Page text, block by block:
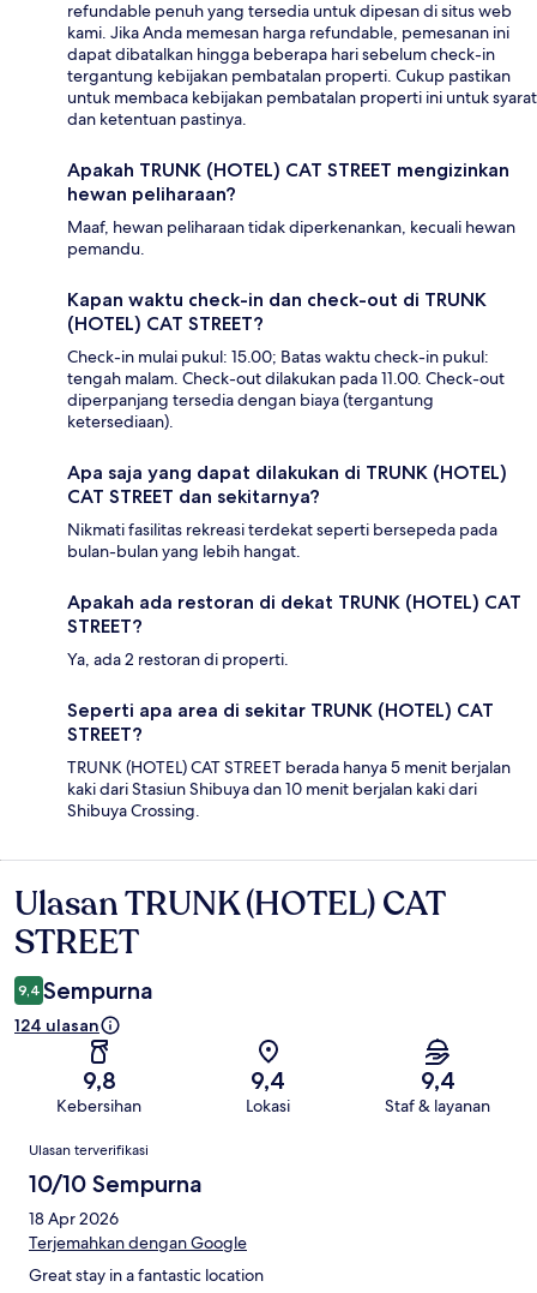
refundable penuh yang tersedia untuk dipesan di situs web
kami. Jika Anda memesan harga refundable, pemesanan ini
dapat dibatalkan hingga beberapa hari sebelum check-in
tergantung kebijakan pembatalan properti. Cukup pastikan
untuk membaca kebijakan pembatalan properti ini untuk syarat
dan ketentuan pastinya.
Apakah TRUNK (HOTEL) CAT STREET mengizinkan
hewan peliharaan?
Maaf, hewan peliharaan tidak diperkenankan, kecuali hewan
pemandu.
Kapan waktu check-in dan check-out di TRUNK
(HOTEL) CAT STREET?
Check-in mulai pukul: 15.00; Batas waktu check-in pukul:
tengah malam. Check-out dilakukan pada 11.00. Check-out
diperpanjang tersedia dengan biaya (tergantung
ketersediaan).
Apa saja yang dapat dilakukan di TRUNK (HOTEL)
CAT STREET dan sekitarnya?
Nikmati fasilitas rekreasi terdekat seperti bersepeda pada
bulan-bulan yang lebih hangat.
Apakah ada restoran di dekat TRUNK (HOTEL) CAT
STREET?
Ya, ada 2 restoran di properti.
Seperti apa area di sekitar TRUNK (HOTEL) CAT
STREET?
TRUNK (HOTEL) CAT STREET berada hanya 5 menit berjalan
kaki dari Stasiun Shibuya dan 10 menit berjalan kaki dari
Shibuya Crossing.
Ulasan
Ulasan TRUNK (HOTEL) CAT
STREET
9,4 Sempurna
124 ulasan
9,8
Kebersihan
9,4
Lokasi
9,4
Staf & layanan
Ulasan
Ulasan terverifikasi
10/10 Sempurna
18 Apr 2026
Terjemahkan dengan Google
Great stay in a fantastic location